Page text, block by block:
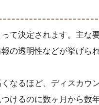
て決定されます。主な
の透明性などが挙げられ
なるほど、ディスカウ
けるのに数ヶ月から数